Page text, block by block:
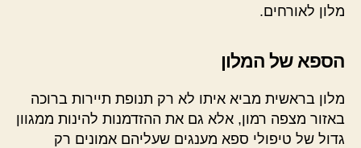
מלון לאורחים.
הספא של המלון
מלון בראשית מביא איתו לא רק תנופת תיירות ברוכה
באזור מצפה רמון, אלא גם את ההזדמנות להינות ממגוון
גדול של טיפולי ספא מענגים שעליהם אמונים רק